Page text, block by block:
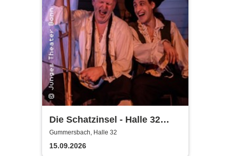
Die Schatzinsel - Halle 32
Gummersbach
Gummersbach, Halle 32
15.09.2026